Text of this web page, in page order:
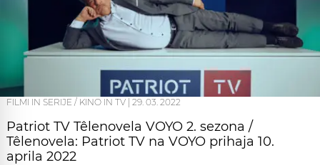
FILMI IN SERIJE / KINO IN TV 29. 03. 2022
Patriot TV Têlenovela VOYO 2. sezona /
Têlenovela: Patriot TV na VOYO prihaja 10.
aprila 2022